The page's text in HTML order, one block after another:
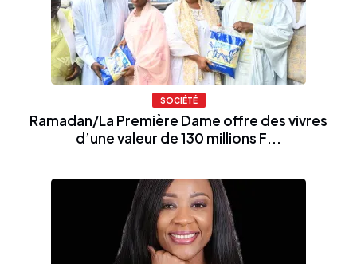
SOCIÉTÉ
Ramadan/La Première Dame offre des vivres
d’une valeur de 130 millions F...